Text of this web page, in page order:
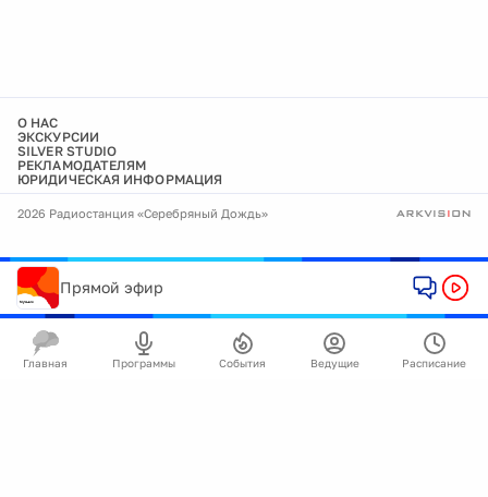
О НАС
ЭКСКУРСИИ
SILVER STUDIO
РЕКЛАМОДАТЕЛЯМ
ЮРИДИЧЕСКАЯ ИНФОРМАЦИЯ
2026 Радиостанция «Серебряный Дождь»
Прямой эфир
Главная Программы События Ведущие Расписание